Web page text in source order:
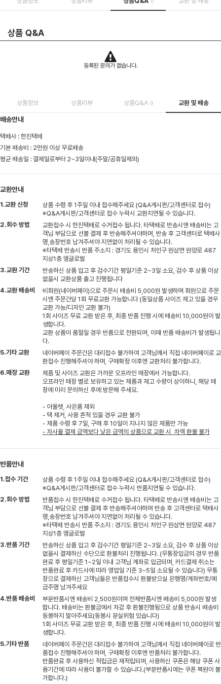
상품 Q&A
등록된 문의가 없습니다.
상품정보 상품리뷰 상품Q&A 0 교환 및 배송
배송안내
택배사 : 한진택배
기본 배송비 : 2만원 이상 무료배송
평균 배송일 : 결제일로부터 2~3일이내(주말/공휴일제외)
교환안내
1.교환 신청
상품 수령 후 1주일 이내 접수해주세요 (Q&A게시판/고객센터로 접수)
※Q&A게시판/고객센터로 접수 누락시 교환지연될 수 있습니다.
2.회수 방법
교환접수 시 한진택배로 수거접수 됩니다. 타택배로 반송시엔 배송비는 고
객님 부담으로 선불 결제 후 반송해주셔야하며, 반송 후 고객센터로 택배사
명,송장번호 남겨주셔야 지연없이 처리될 수 있습니다.
※타택배 반송시 반품 주소지 : 경기도 용인시 처인구 원삼면 원양로 487
지상1층 엠글로벌
3.교환 기간
반송하신 상품 입고 후 검수기간 평일기준 2~3일 소요, 검수 후 상품 이상
없을시 교환상품 출고 진행됩니다
4.교환 배송비
비회원(네이버페이)으로 주문시 배송비 5,000원 발생하며 회원으로 주문
시엔 주문건당 1회 무료교환 가능합니다 (동일상품 사이즈 재고 있을 경우
교환 가능/디자인 교환 불가)
1회 사이즈 무료 교환 받은 후, 최종 반품 진행 시에 배송비 10,000원이 발
생합니다.
교환 상품이 품절일 경우 반품으로 전환되며, 이때 반품 배송비가 발생됩니
다.
5.기타 교환
네이버페이 주문건은 대리접수 불가하여 고객님께서 직접 네이버페이로 교
환접수 진행해주셔야 하며, 구매확정 이후엔 교환처리 불가합니다.
6.매장 교환
제품 및 사이즈 교환은 가까운 오프라인 매장에서 가능합니다.
오프라인 매장 별로 보유하고 있는 제품과 재고 수량이 상이하니, 해당 매
장에 미리 문의하신 후에 방문해 주세요.
- 아울렛, 사은품 제외
- 택 제거, 사용 흔적 있을 경우 교환 불가
- 제품 수령 후 7일, 구매 후 10일이 지나지 않은 제품만 가능
- 자사몰 결제 금액보다 낮은 금액의 상품으로 교환 시, 차액 환불 불가
반품안내
1.접수 기간
상품 수령 후 1주일 이내 접수해주세요 (Q&A게시판/고객센터로 접수)
※Q&A게시판/고객센터로 접수 누락시 반품지연될 수 있습니다.
2.회수 방법
반품접수 시 한진택배로 수거접수 됩니다. 타택배로 반송시엔 배송비는 고
객님 부담으로 선불 결제 후 반송해주셔야하며 반송 후 고객센터로 택배사
명,송장번호 남겨주셔야 지연없이 처리될 수 있습니다.
※타택배 반송시 반품 주소지 : 경기도 용인시 처인구 원삼면 원양로 487
지상1층 엠글로벌
3.반품 기간
반송하신 상품 입고 후 검수기간 평일기준 2~3일 소요, 검수 후 상품 이상
없을시 결제하신 수단으로 환불처리 진행됩니다. (무통장입금의 경우 반품
완료 후 평일기준 1~2일 이내 고객님 계좌로 입금되며, 카드결제 취소는
반품완료 후 카드사에 따라 영업일 기준 3~5일 소요될 수 있습니다) 무통
장으로 결제하신 고객님들은 반품접수시 환불받으실 은행명/계좌번호/예
금주명 남겨주세요
4.반품 배송비
부분반품시엔 배송비 2,500원이며 전체반품시엔 배송비 5,000원 발생
합니다. 배송비는 환불금에서 차감 후 환불진행됨으로 상품 반송시 배송비
동봉하지 말아주세요(동봉시 분실위험 있습니다)
1회 사이즈 무료 교환 받은 후, 최종 반품 진행 시에 배송비 10,000원이 발
생합니다.
5.기타 반품
네이버페이 주문건은 대리접수 불가하여 고객님께서 직접 네이버페이로 반
품접수 진행해주셔야 하며, 구매확정 이후엔 반품처리 불가합니다.
반품완료 후 사용하신 적립금은 재적립되며, 사용하신 쿠폰은 해당 쿠폰 사
용기간에 따라 사용이 불가할 수 있습니다.(부분반품시에는 쿠폰 복원이 불
가합니다.)